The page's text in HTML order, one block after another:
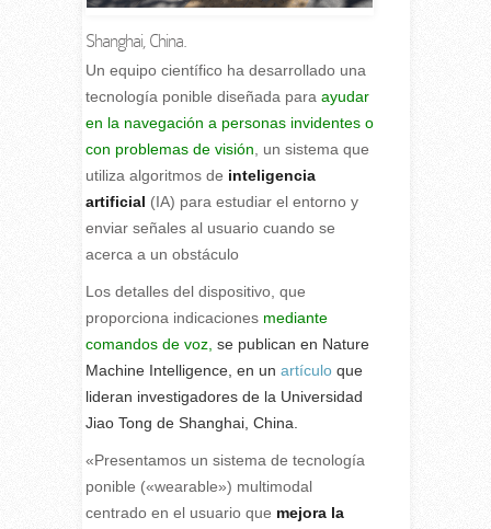
Shanghai, China.
Un equipo científico ha desarrollado una
tecnología ponible diseñada para ayudar
en la navegación a personas invidentes o
con problemas de visión , un sistema que
utiliza algoritmos de inteligencia
artificial (IA) para estudiar el entorno y
enviar señales al usuario cuando se
acerca a un obstáculo
Los detalles del dispositivo, que
proporciona indicacionesmediante
comandos de voz, se publican en Nature
Machine Intelligence, en un artículoque
lideran investigadores de la Universidad
Jiao Tong de Shanghai, China.
«Presentamos un sistema de tecnología
ponible («wearable») multimodal
centrado en el usuario que mejora la